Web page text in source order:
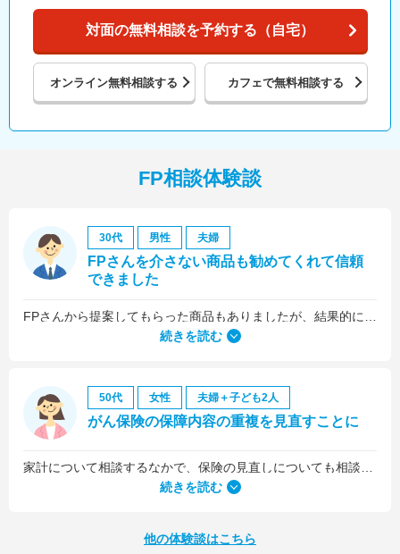
対面の無料相談を予約する（自宅）
オンライン無料相談する カフェで無料相談する
FP相談体験談
30代 男性 夫婦
FPさんを介さない商品も勧めてくれて信頼
できました
続きを読む
50代 女性 夫婦＋子ども2人
がん保険の保障内容の重複を見直すことに
続きを読む
他の体験談はこちら